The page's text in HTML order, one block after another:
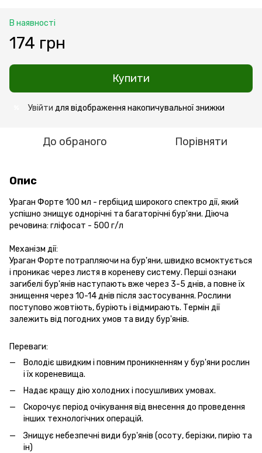
В наявності
174 грн
Купити
Увійти для відображення накопичувальної знижки
До обраного Порівняти
Опис
Ураган Форте 100 мл - гербіцид широкого спектро дії, який
успішно знищує однорічні та багаторічні бур'яни. Діюча
речовина: гліфосат - 500 г/л
Механізм дії:
Ураган Форте потрапляючи на бур'яни, швидко всмоктується
і проникає через листя в кореневу систему. Перші ознаки
загибелі бур'янів наступають вже через 3-5 днів, а повне їх
знищення через 10-14 днів після застосування. Рослини
поступово жовтіють, буріють і відмирають. Термін дії
залежить від погодних умов та виду бур'янів.
Переваги:
Володіє швидким і повним проникненням у бур'яни рослин
і їх кореневища.
Надає кращу дію холодних і посушливих умовах.
Скорочує період очікування від внесення до проведення
інших технологічних операцій.
Знищує небезпечні види бур'янів (осоту, берізки, пирію та
ін)